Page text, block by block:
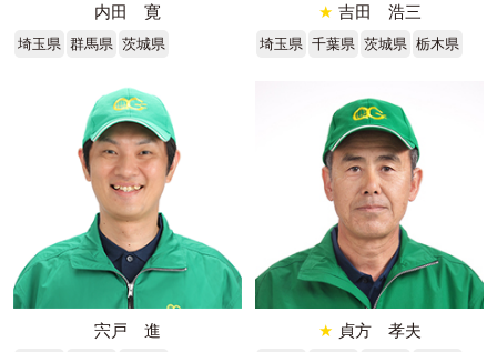
内田 寛
埼玉県 群馬県 茨城県
★ 吉田 浩三
埼玉県 千葉県 茨城県 栃木県
宍戸 進 ★ 貞方 孝夫